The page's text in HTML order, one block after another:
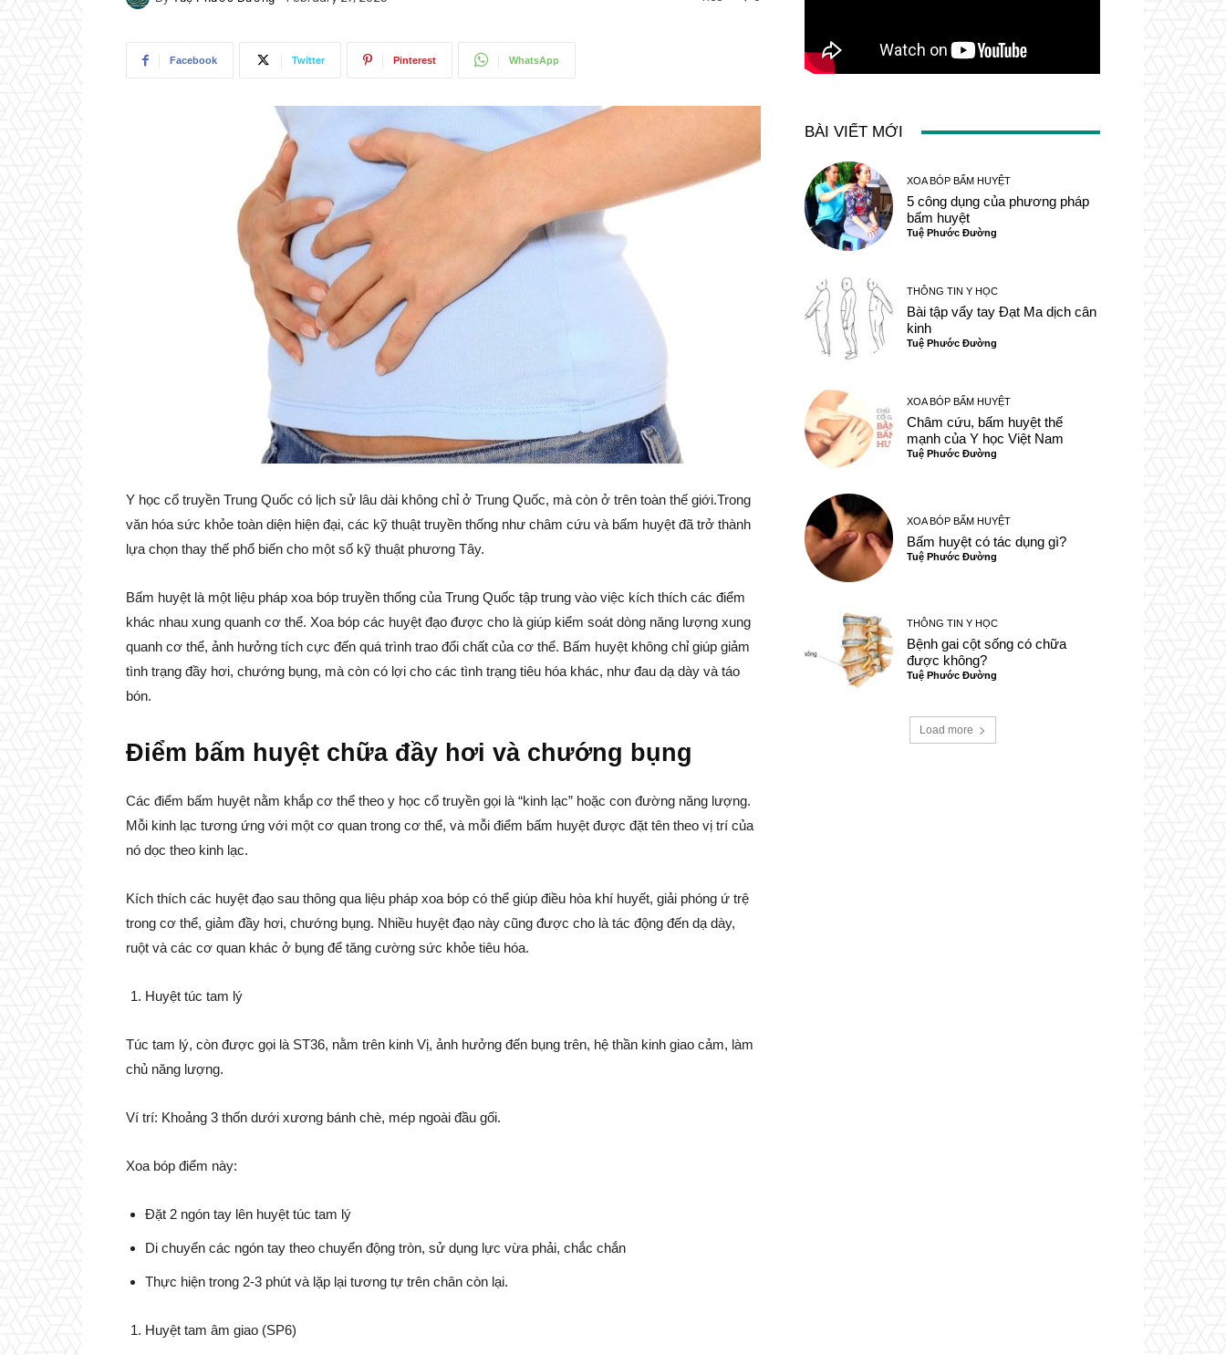
Facebook Twitter Pinterest WhatsApp
Y học cổ truyền Trung Quốc có lịch sử lâu dài không chỉ ở Trung Quốc, mà còn ở trên toàn thế giới.Trong
văn hóa sức khỏe toàn diện hiện đại, các kỹ thuật truyền thống như châm cứu và bấm huyệt đã trở thành
lựa chọn thay thế phổ biến cho một số kỹ thuật phương Tây.
Bấm huyệt là một liệu pháp xoa bóp truyền thống của Trung Quốc tập trung vào việc kích thích các điểm
khác nhau xung quanh cơ thể. Xoa bóp các huyệt đạo được cho là giúp kiểm soát dòng năng lượng xung
quanh cơ thể, ảnh hưởng tích cực đến quá trình trao đổi chất của cơ thể. Bấm huyệt không chỉ giúp giảm
tình trạng đầy hơi, chướng bụng, mà còn có lợi cho các tình trạng tiêu hóa khác, như đau dạ dày và táo
bón.
Điểm bấm huyệt chữa đầy hơi và chướng bụng
Các điểm bấm huyệt nằm khắp cơ thể theo y học cổ truyền gọi là “kinh lạc” hoặc con đường năng lượng.
Mỗi kinh lạc tương ứng với một cơ quan trong cơ thể, và mỗi điểm bấm huyệt được đặt tên theo vị trí của
nó dọc theo kinh lạc.
Kích thích các huyệt đạo sau thông qua liệu pháp xoa bóp có thể giúp điều hòa khí huyết, giải phóng ứ trệ
trong cơ thể, giảm đầy hơi, chướng bụng. Nhiều huyệt đạo này cũng được cho là tác động đến dạ dày,
ruột và các cơ quan khác ở bụng để tăng cường sức khỏe tiêu hóa.
Huyệt túc tam lý
Túc tam lý, còn được gọi là ST36, nằm trên kinh Vị, ảnh hưởng đến bụng trên, hệ thần kinh giao cảm, làm
chủ năng lượng.
Ví trí: Khoảng 3 thốn dưới xương bánh chè, mép ngoài đầu gối.
Xoa bóp điểm này:
Đặt 2 ngón tay lên huyệt túc tam lý
Di chuyển các ngón tay theo chuyển động tròn, sử dụng lực vừa phải, chắc chắn
Thực hiện trong 2-3 phút và lặp lại tương tự trên chân còn lại.
Huyệt tam âm giao (SP6)
BÀI VIẾT MỚI
XOA BÓP BẤM HUYỆT
5 công dụng của phương pháp
bấm huyệt
Tuệ Phước Đường
THÔNG TIN Y HỌC
Bài tập vẩy tay Đạt Ma dịch cân
kinh
Tuệ Phước Đường
XOA BÓP BẤM HUYỆT
Châm cứu, bấm huyệt thế
mạnh của Y học Việt Nam
Tuệ Phước Đường
XOA BÓP BẤM HUYỆT
Bấm huyệt có tác dụng gì?
Tuệ Phước Đường
THÔNG TIN Y HỌC
Bệnh gai cột sống có chữa
được không?
Tuệ Phước Đường
Load more